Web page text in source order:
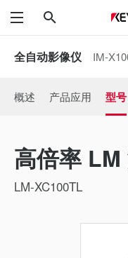
菜单
全自动影像仪 IM-
概述 产品应用 型号
高倍率
LM-XC100TL